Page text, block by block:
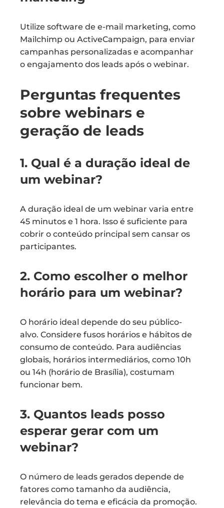
Utilize software de e-mail marketing, como
Mailchimp ou ActiveCampaign, para enviar
campanhas personalizadas e acompanhar
o engajamento dos leads após o webinar.
Perguntas frequentes
sobre webinars e
geração de leads
1. Qual é a duração ideal de
um webinar?
A duração ideal de um webinar varia entre
45 minutos e 1 hora. Isso é suficiente para
cobrir o conteúdo principal sem cansar os
participantes.
2. Como escolher o melhor
horário para um webinar?
O horário ideal depende do seu público-
alvo. Considere fusos horários e hábitos de
consumo de conteúdo. Para audiências
globais, horários intermediários, como 10h
ou 14h (horário de Brasília), costumam
funcionar bem.
3. Quantos leads posso
esperar gerar com um
webinar?
O número de leads gerados depende de
fatores como tamanho da audiência,
relevância do tema e eficácia da promoção.